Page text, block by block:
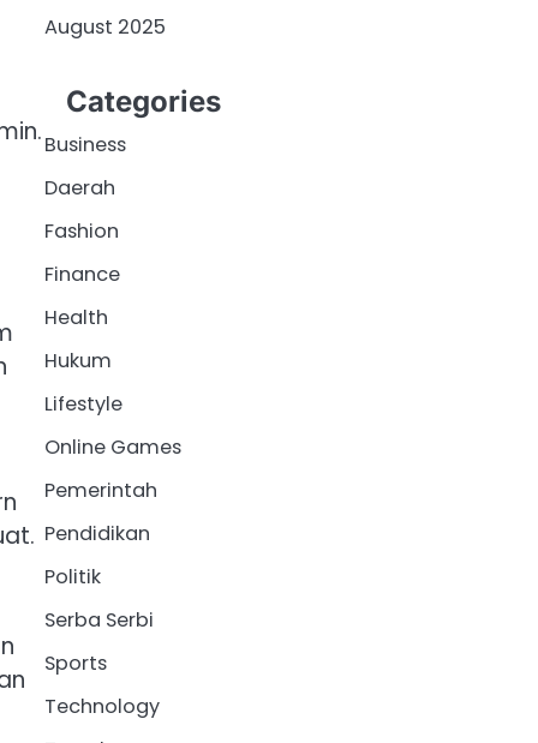
August 2025
Categories
Business
Daerah
Fashion
Finance
Health
Hukum
Lifestyle
Online Games
Pemerintah
Pendidikan
Politik
Serba Serbi
Sports
Technology